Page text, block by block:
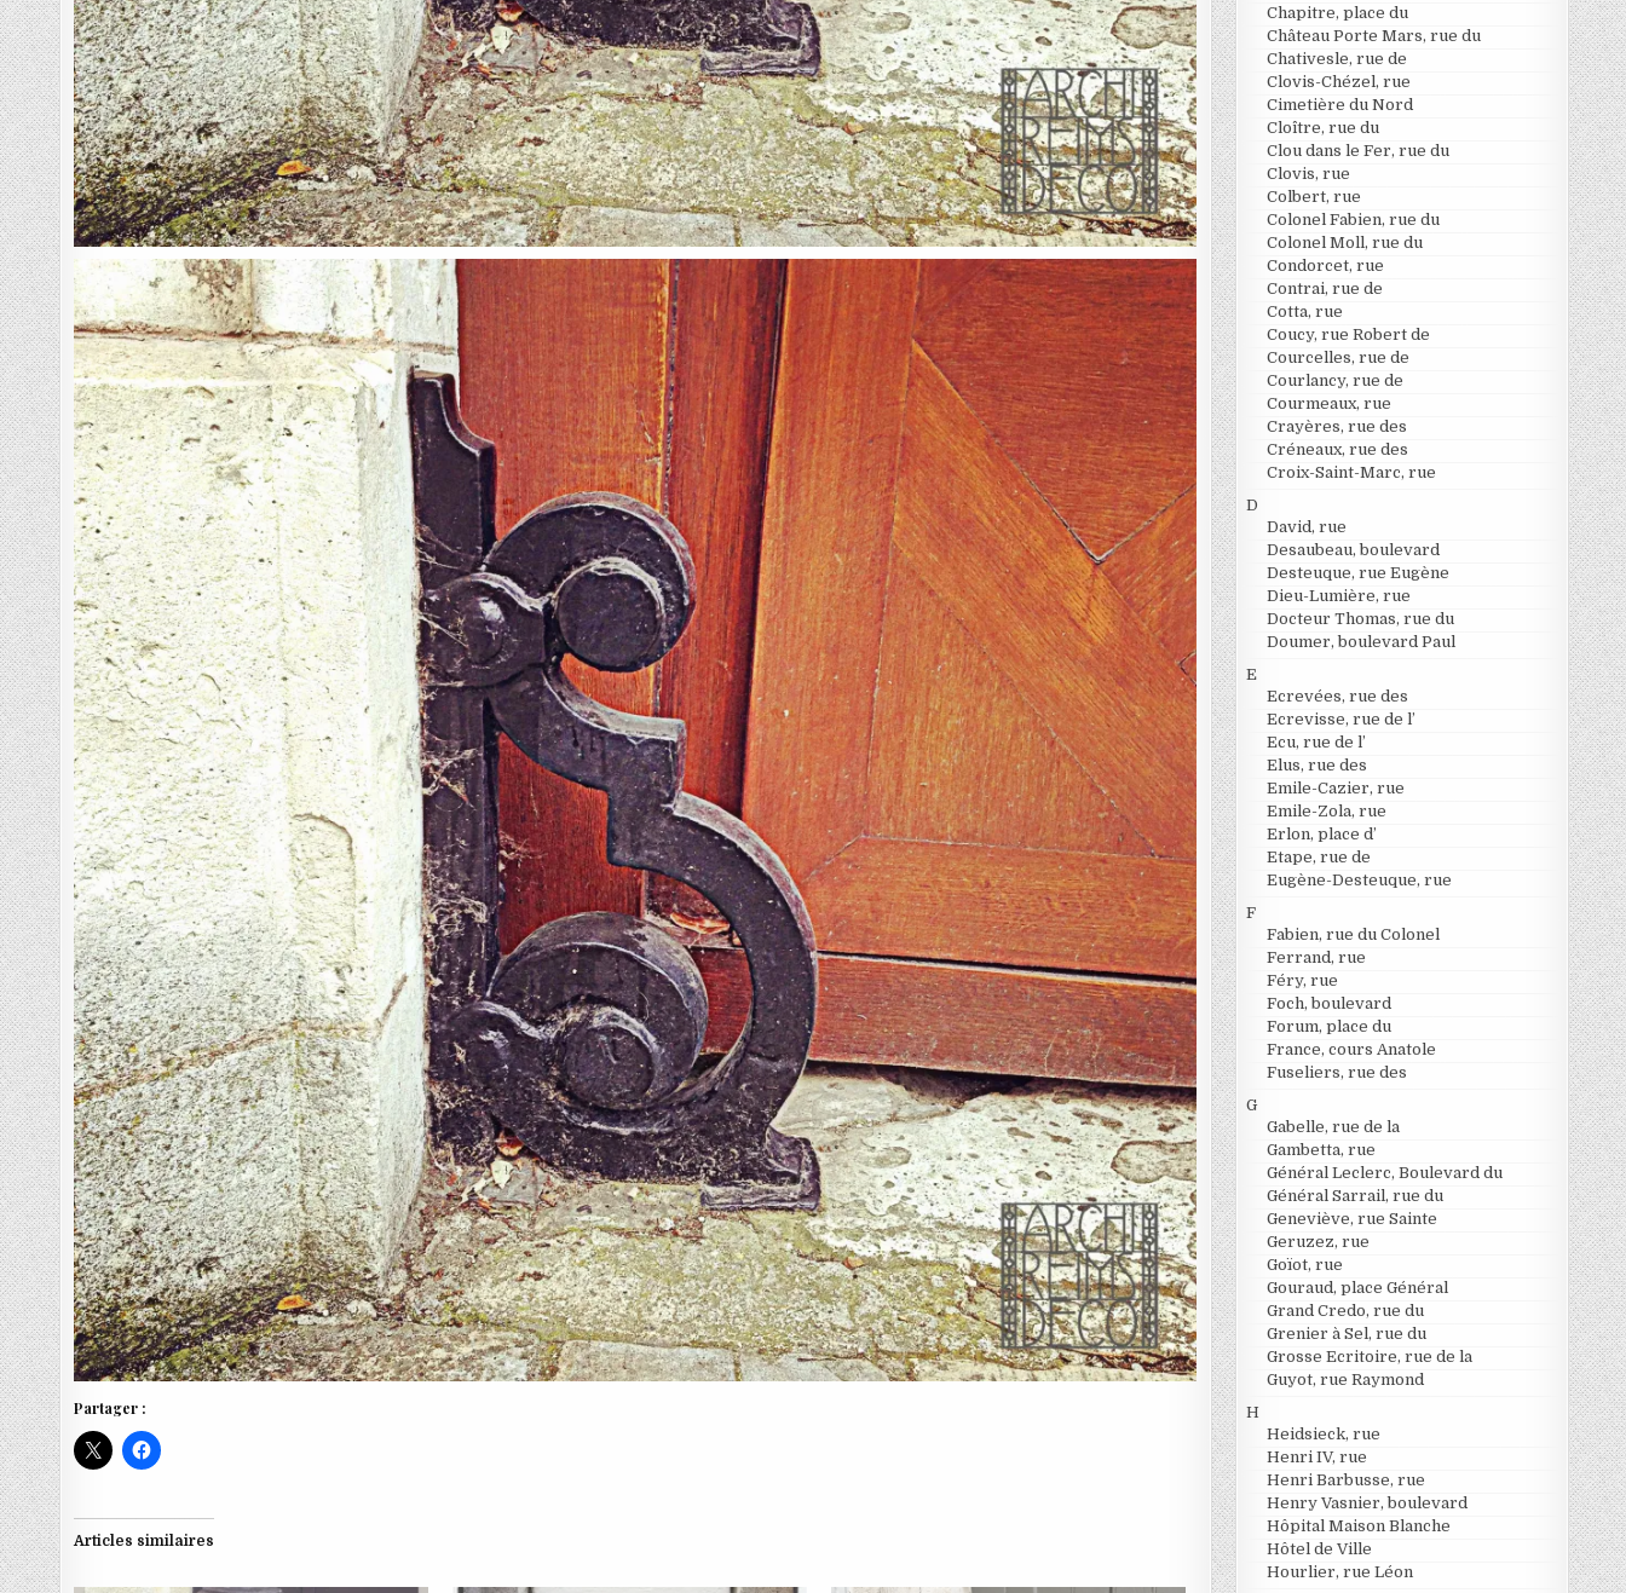
Partager :
Articles similaires
Chapitre, place du
Château Porte Mars, rue du
Chativesle, rue de
Clovis-Chézel, rue
Cimetière du Nord
Cloître, rue du
Clou dans le Fer, rue du
Clovis, rue
Colbert, rue
Colonel Fabien, rue du
Colonel Moll, rue du
Condorcet, rue
Contrai, rue de
Cotta, rue
Coucy, rue Robert de
Courcelles, rue de
Courlancy, rue de
Courmeaux, rue
Crayères, rue des
Créneaux, rue des
Croix-Saint-Marc, rue
D
David, rue
Desaubeau, boulevard
Desteuque, rue Eugène
Dieu-Lumière, rue
Docteur Thomas, rue du
Doumer, boulevard Paul
E
Ecrevées, rue des
Ecrevisse, rue de l’
Ecu, rue de l’
Elus, rue des
Emile-Cazier, rue
Emile-Zola, rue
Erlon, place d’
Etape, rue de
Eugène-Desteuque, rue
F
Fabien, rue du Colonel
Ferrand, rue
Féry, rue
Foch, boulevard
Forum, place du
France, cours Anatole
Fuseliers, rue des
G
Gabelle, rue de la
Gambetta, rue
Général Leclerc, Boulevard du
Général Sarrail, rue du
Geneviève, rue Sainte
Geruzez, rue
Goïot, rue
Gouraud, place Général
Grand Credo, rue du
Grenier à Sel, rue du
Grosse Ecritoire, rue de la
Guyot, rue Raymond
H
Heidsieck, rue
Henri IV, rue
Henri Barbusse, rue
Henry Vasnier, boulevard
Hôpital Maison Blanche
Hôtel de Ville
Hourlier, rue Léon